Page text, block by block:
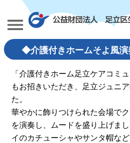
◆介護付きホームそよ風演
「介護付きホーム足立ケアコミ
もお招きいただき、足立ジュニ
た。
華やかに飾りつけられた会場で
を演奏し、ムードを盛り上げま
イのカチューシャやサンタ帽な